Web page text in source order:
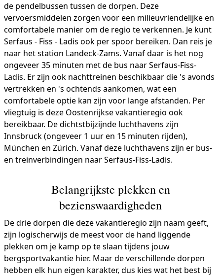
de pendelbussen tussen de dorpen. Deze
vervoersmiddelen zorgen voor een milieuvriendelijke en
comfortabele manier om de regio te verkennen. Je kunt
Serfaus - Fiss - Ladis ook per spoor bereiken. Dan reis je
naar het station Landeck-Zams. Vanaf daar is het nog
ongeveer 35 minuten met de bus naar Serfaus-Fiss-
Ladis. Er zijn ook nachttreinen beschikbaar die 's avonds
vertrekken en 's ochtends aankomen, wat een
comfortabele optie kan zijn voor lange afstanden. Per
vliegtuig is deze Oostenrijkse vakantieregio ook
bereikbaar. De dichtstbijzijnde luchthavens zijn
Innsbruck (ongeveer 1 uur en 15 minuten rijden),
München en Zürich. Vanaf deze luchthavens zijn er bus-
en treinverbindingen naar Serfaus-Fiss-Ladis.
Belangrijkste plekken en
bezienswaardigheden
De drie dorpen die deze vakantieregio zijn naam geeft,
zijn logischerwijs de meest voor de hand liggende
plekken om je kamp op te slaan tijdens jouw
bergsportvakantie hier. Maar de verschillende dorpen
hebben elk hun eigen karakter, dus kies wat het best bij